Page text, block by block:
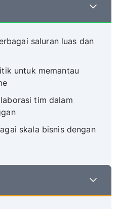
saluran luas dan
untuk memantau
tim dalam
skala bisnis dengan